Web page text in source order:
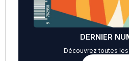
DERNIER
Découvrez toutes